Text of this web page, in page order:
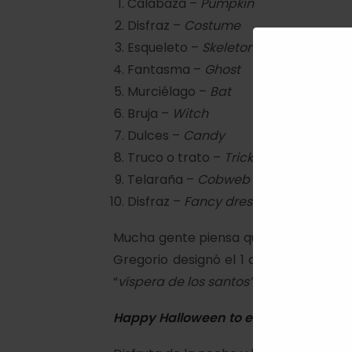
Disfraz – Costume
Esqueleto – Skeleton
Fantasma – Ghost
Murciélago – Bat
Bruja – Witch
Dulces – Candy
Truco o trato – Trick or treat
Telaraña – Cobweb
Disfraz – Fancy dress
Mucha gente piensa que es una
Gregorio designó el 1 de noviembre
“víspera de los santos” . Como se ha
Happy Halloween to everyone from